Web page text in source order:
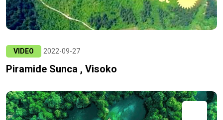
VIDEO 2022-09-27
Piramide Sunca , Visoko